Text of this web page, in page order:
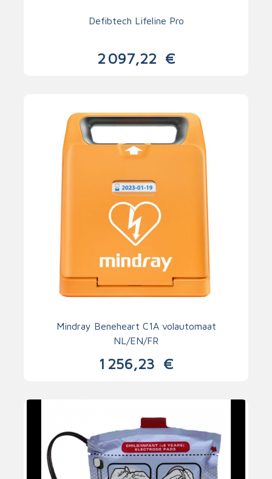
Defibtech Lifeline Pro
2 097,22 €
Mindray Beneheart C1A volautomaat
NL/EN/FR
1 256,23 €